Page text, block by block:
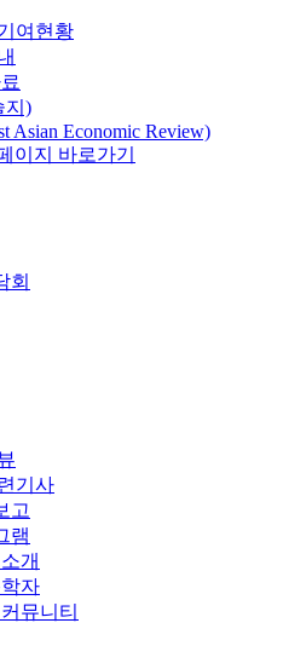
여현황
지)
Asian Economic Review)
이지 바로가기
회
기사
고
램
개
자
뮤니티